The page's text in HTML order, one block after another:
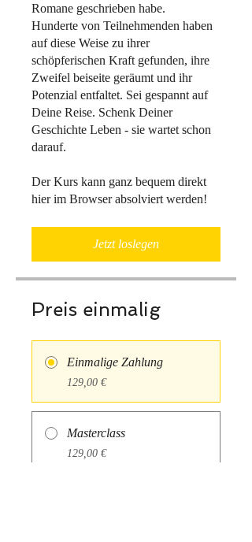
Romane geschrieben habe.
Hunderte von Teilnehmenden haben
auf diese Weise zu ihrer
schöpferischen Kraft gefunden, ihre
Zweifel beiseite geräumt und ihr
Potenzial entfaltet. Sei gespannt auf
Deine Reise. Schenk Deiner
Geschichte Leben - sie wartet schon
darauf.
Der Kurs kann ganz bequem direkt
hier im Browser absolviert werden!
Jetzt loslegen
Preis einmalig
Einmalige Zahlung
129,00 €
Masterclass
129,00 €